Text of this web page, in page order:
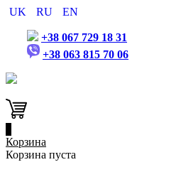
UK RU EN
+38 067 729 18 31
+38 063 815 70 06
Корзина
Корзина пуста